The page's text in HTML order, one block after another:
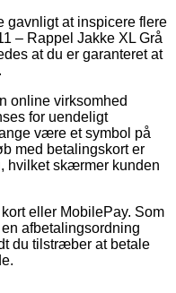
at inspicere flere
– Rappel Jakke XL Grå
at du er garanteret at
online virksomhed
for uendeligt
være et symbol på
med betalingskort er
hvilket skærmer kunden
eller MobilePay. Som
afbetalingsordning
du tilstræber at betale